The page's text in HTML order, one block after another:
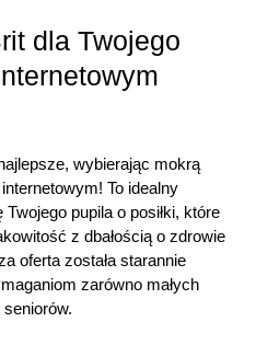
dla Twojego
wybierając mokrą
To idealny
pupila o posiłki, które
z dbałością o zdrowie
oferta została starannie
zarówno małych